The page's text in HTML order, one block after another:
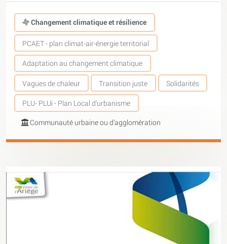
Changement climatique et résilience
PCAET - plan climat-air-énergie territorial
Adaptation au changement climatique
Vagues de chaleur Transition juste Solidarités
PLU- PLUi - Plan Local d’urbanisme
Communauté urbaine ou d’agglomération